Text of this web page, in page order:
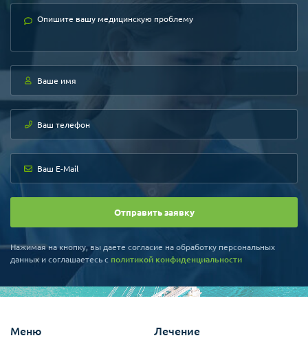
Отправить заявку
Нажимая на кнопку, вы даете согласие на обработку персональных
данных и соглашаетесь c политикой конфиденциальности
Меню Лечение